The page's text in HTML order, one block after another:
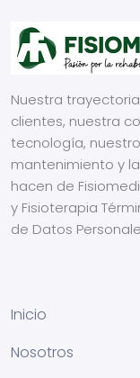
Nuestra
clientes, nuestra
tecnología,
mantenimiento y
hacen de
y Fisioterapia
de Datos
Inicio
Nosotros